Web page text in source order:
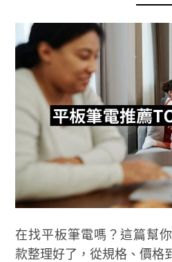
在找平板筆電嗎？這篇幫
款整理好了，從規格、價格